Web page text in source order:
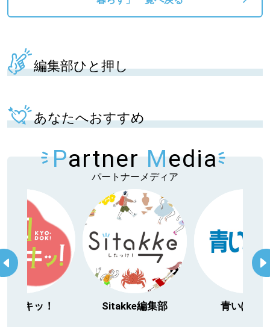
編集部ひと押し
あなたへおすすめ
Partner Media
パートナーメディア
日ドキッ！ Sitakke編集部 青いぽす